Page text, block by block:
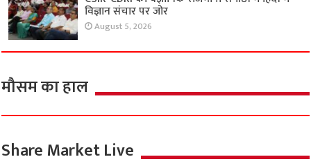
विज्ञान संचार पर जोर
August 5, 2026
मौसम का हाल
Share Market Live